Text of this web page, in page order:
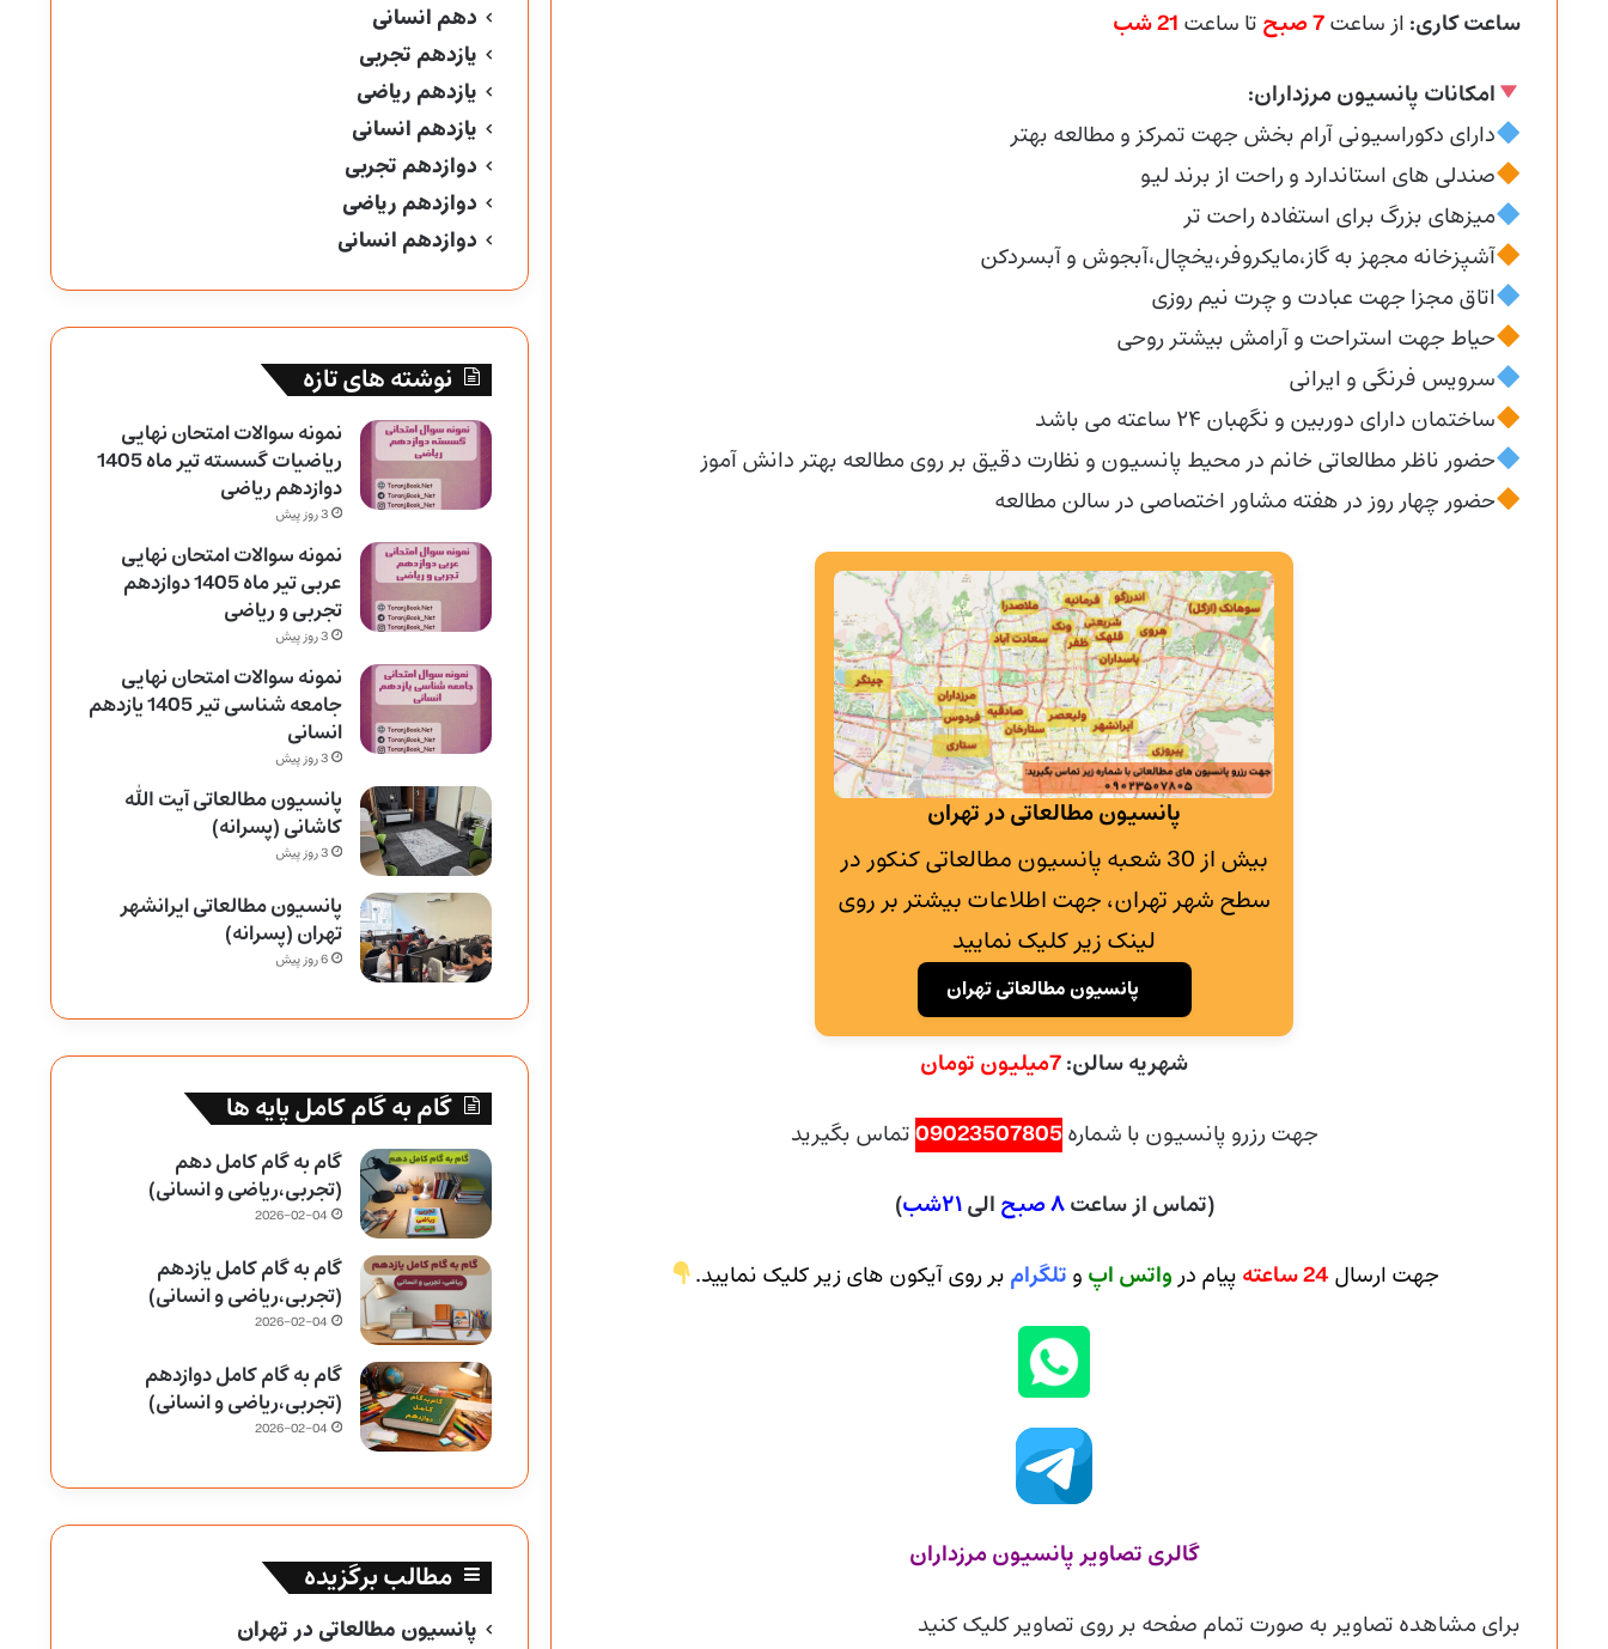
ساعت کاری: از ساعت7صبح تا ساعت 21 شب
امکانات پانسیون مرزداران:
دارای دکوراسیونی آرام بخش جهت تمرکز و مطالعه بهتر
صندلی های استاندارد و راحت از برند لیو
میزهای بزرگ برای استفاده راحت تر
آشپزخانه مجهز به گاز،مایکروفر،یخچال،آبجوش و آبسردکن
اتاق مجزا جهت عبادت و چرت نیم روزی
حیاط جهت استراحت و آرامش بیشتر روحی
سرویس فرنگی و ایرانی
ساختمان دارای دوربین و نگهبان ۲۴ ساعته می باشد
حضور ناظر مطالعاتی خانم در محیط پانسیون و نظارت دقیق بر روی مطالعه بهتر دانش آموز
حضور چهار روز در هفته مشاور اختصاصی در سالن مطالعه
پانسیون مطالعاتی در تهران
بیش از 30 شعبه پانسیون مطالعاتی کنکور در
سطح شهر تهران، جهت اطلاعات بیشتر بر روی
لینک زیر کلیک نمایید
پانسیون مطالعاتی تهران
شهریه سالن:
جهت رزرو پانسیون با شماره09023507805تماس بگیرید
(تماس از ساعت۸ صبح الی۲۱شب )
جهت ارسال24 ساعته پیام در واتس اپ و تلگرام بر روی آیکون های زیر کلیک نمایید.
گالری تصاویر پانسیون مرزداران
برای مشاهده تصاویر به صورت تمام صفحه بر روی تصاویر کلیک کنید
دهم انسانی
یازدهم تجربی
یازدهم ریاضی
یازدهم انسانی
دوازدهم تجربی
دوازدهم ریاضی
دوازدهم انسانی
نوشته های تازه
نمونه سوالات امتحان نهایی
ریاضیات گسسته تیر ماه 1405
دوازدهم ریاضی
3 روز پیش
نمونه سوالات امتحان نهایی
عربی تیر ماه 1405 دوازدهم
تجربی و ریاضی
3 روز پیش
نمونه سوالات امتحان نهایی
جامعه شناسی تیر 1405 یازدهم
انسانی
3 روز پیش
پانسیون مطالعاتی آیت الله
کاشانی (پسرانه)
3 روز پیش
پانسیون مطالعاتی ایرانشهر
تهران (پسرانه)
6 روز پیش
گام به گام کامل پایه ها
گام به گام کامل دهم
(تجربی،ریاضی و انسانی)
2026-02-04
گام به گام کامل یازدهم
(تجربی،ریاضی و انسانی)
2026-02-04
گام به گام کامل دوازدهم
(تجربی،ریاضی و انسانی)
2026-02-04
مطالب برگزیده
پانسیون مطالعاتی در تهران